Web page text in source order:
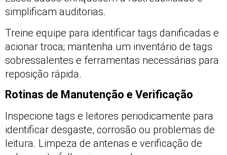
simplificam auditorias.
Treine equipe para identificar tags danificadas e
acionar troca; mantenha um inventário de tags
sobressalentes e ferramentas necessárias para
reposição rápida.
Rotinas de Manutenção e Verificação
Inspecione tags e leitores periodicamente para
identificar desgaste, corrosão ou problemas de
leitura. Limpeza de antenas e verificação de